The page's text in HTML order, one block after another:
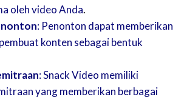
oleh video Anda.
: Penonton dapat memberikan
konten sebagai bentuk
: Snack Video memiliki
yang memberikan berbagai